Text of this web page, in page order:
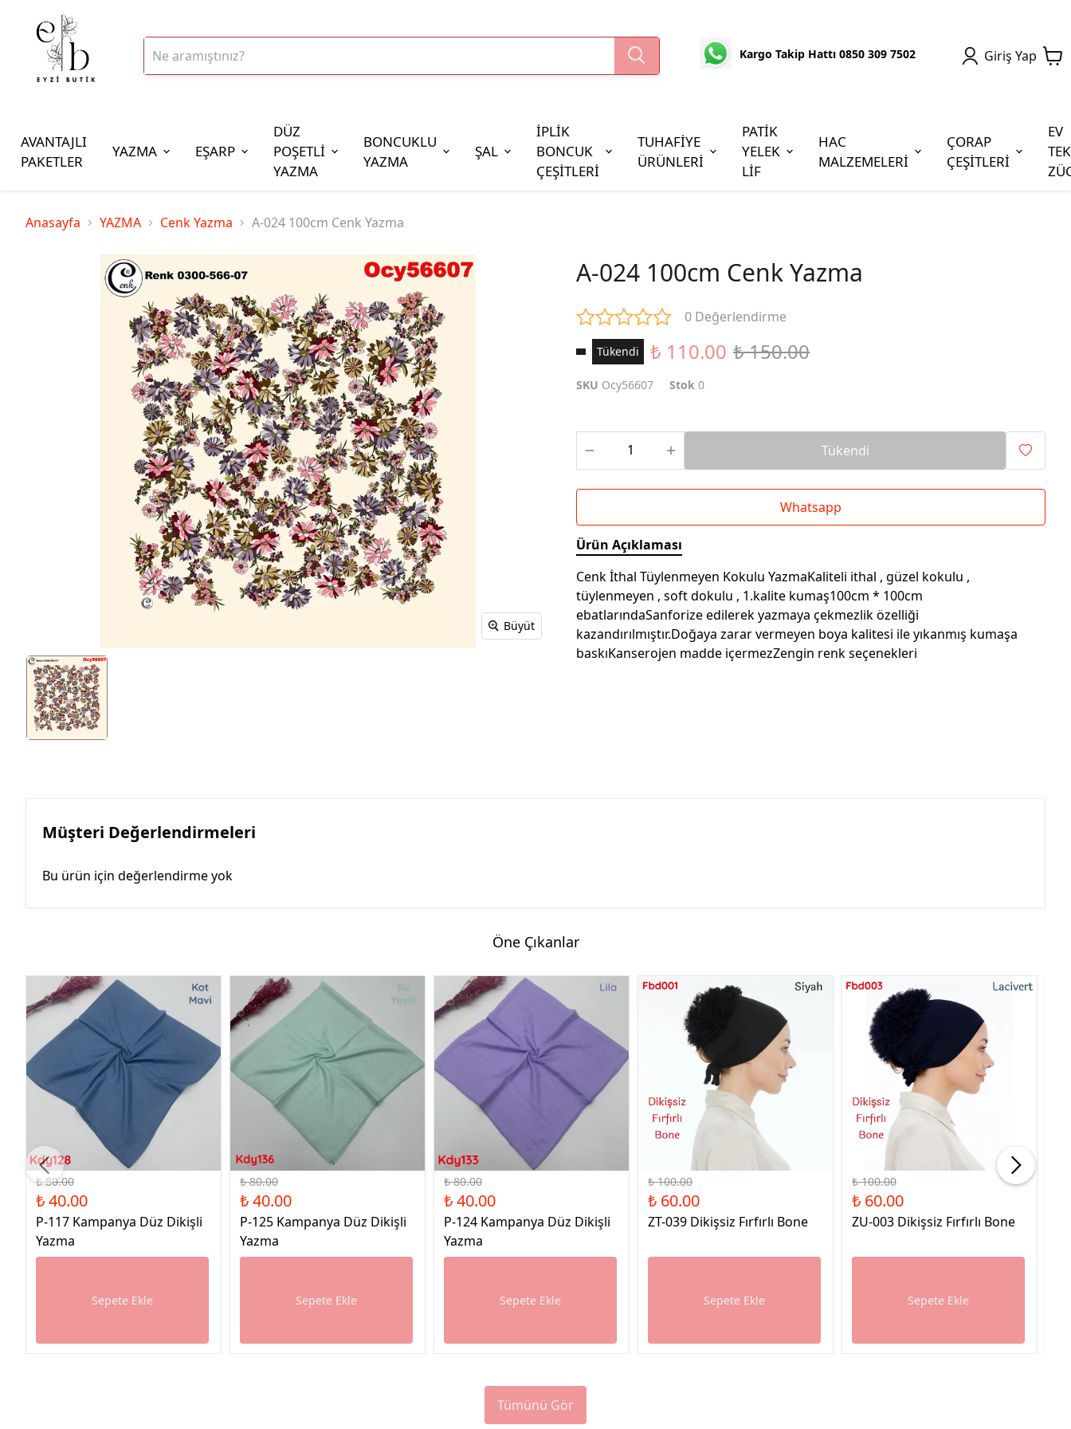
Kargo Takip Hattı 0850 309 7502 Giriş Yap
AVANTAJLI
PAKETLER
YAZMA EŞARP
DÜZ
POŞETLİ
YAZMA
BONCUKLU
YAZMA
ŞAL
İPLİK
BONCUK
ÇEŞİTLERİ
İplik Çeşitleri
20gr Reyyan Polyester İp
100gr Altınbaşak Polyester İp
350gr Altınbaşak Polyester İp
Cezaevi Boncuğu
TUHAFİYE
ÜRÜNLERİ
PATİK
YELEK
LİF
HAC
MALZEMELERİ
ÇORAP
ÇEŞİTLERİ
EV
Anasayfa YAZMA Cenk Yazma A-024 100cm Cenk Yazma
Büyüt
A-024 100cm Cenk Yazma
0 Değerlendirme
Tükendi ₺ 110.00 ₺ 150.00
SKU Ocy56607 Stok 0
Tükendi
Whatsapp
Ürün Açıklaması
Cenk İthal Tüylenmeyen Kokulu YazmaKaliteli ithal , güzel kokulu ,
tüylenmeyen , soft dokulu , 1.kalite kumaş100cm * 100cm
ebatlarındaSanforize edilerek yazmaya çekmezlik özelliği
kazandırılmıştır.Doğaya zarar vermeyen boya kalitesi ile yıkanmış kumaşa
baskıKanserojen madde içermezZengin renk seçenekleri
Müşteri Değerlendirmeleri
Bu ürün için değerlendirme yok
Öne Çıkanlar
%50 İndirim
₺ 80.00
₺ 40.00
P-117 Kampanya Düz Dikişli
Yazma
Sepete Ekle
%50 İndirim
₺ 80.00
₺ 40.00
P-125 Kampanya Düz Dikişli
Yazma
Sepete Ekle
%50 İndirim
₺ 80.00
₺ 40.00
P-124 Kampanya Düz Dikişli
Yazma
Sepete Ekle
%40 İndirim
₺ 100.00
₺ 60.00
ZT-039 Dikişsiz Fırfırlı Bone
Sepete Ekle
₺ 100.00
₺ 60.00
ZU-003 Dikişsiz Fırfırlı Bone
Sepete Ekle
Tümünü Gör